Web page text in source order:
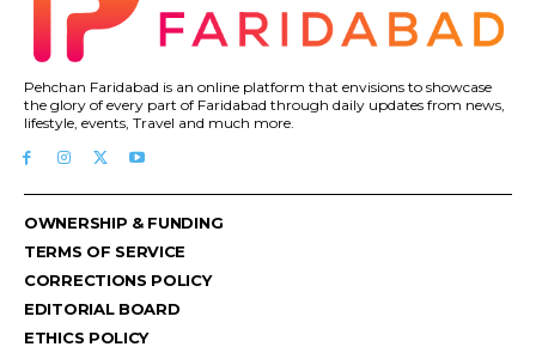
Pehchan Faridabad is an online platform that envisions to showcase
the glory of every part of Faridabad through daily updates from news,
lifestyle, events, Travel and much more.
OWNERSHIP & FUNDING
TERMS OF SERVICE
CORRECTIONS POLICY
EDITORIAL BOARD
ETHICS POLICY